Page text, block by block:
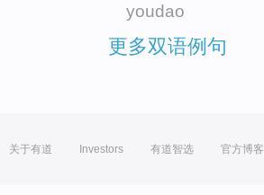
youdao
更多双语例句
关于有道 Investors 有道智选 官方博客